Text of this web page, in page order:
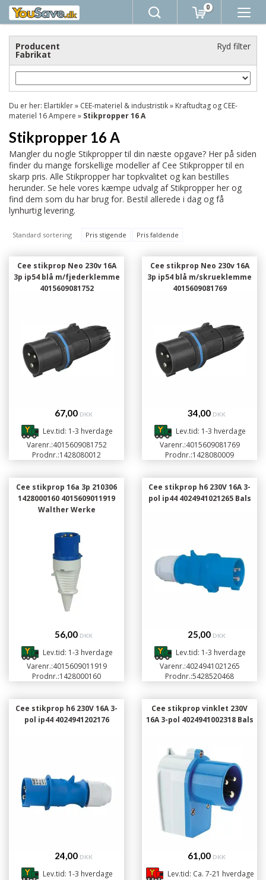
0
Producent
Fabrikat
Ryd filter
Du er her: Elartikler» CEE-materiel & industristik» Kraftudtag og CEE-
materiel 16 Ampere » Stikpropper 16 A
Stikpropper 16 A
Mangler du nogle Stikpropper til din næste opgave? Her på siden
finder du mange forskellige modeller af Cee Stikpropper til en
skarp pris. Alle Stikpropper har topkvalitet og kan bestilles
herunder. Se hele vores kæmpe udvalg af Stikpropper her og
find dem som du har brug for. Bestil allerede i dag og få
lynhurtig levering.
Standard sortering Pris stigende Pris faldende
Cee stikprop Neo 230v 16A
3p ip54 blå m/fjederklemme
4015609081752
67,00 DKK
Lev.tid: 1-3 hverdage
Varenr.:4015609081752
Prodnr.:1428080012
Cee stikprop Neo 230v 16A
3p ip54 blå m/skrueklemme
4015609081769
34,00 DKK
Lev.tid: 1-3 hverdage
Varenr.:4015609081769
Prodnr.:1428080009
Cee stikprop 16a 3p 210306
1428000160 4015609011919
Walther Werke
56,00 DKK
Lev.tid: 1-3 hverdage
Varenr.:4015609011919
Prodnr.:1428000160
Cee stikprop h6 230V 16A 3-
pol ip44 4024941021265 Bals
25,00 DKK
Lev.tid: 1-3 hverdage
Varenr.:4024941021265
Prodnr.:5428520468
Cee stikprop h6 230V 16A 3-
pol ip44 4024941202176
24,00 DKK
Lev.tid: 1-3 hverdage
Cee stikprop vinklet 230V
16A 3-pol 4024941002318 Bals
61,00 DKK
Lev.tid: Ca. 7-21 hverdage